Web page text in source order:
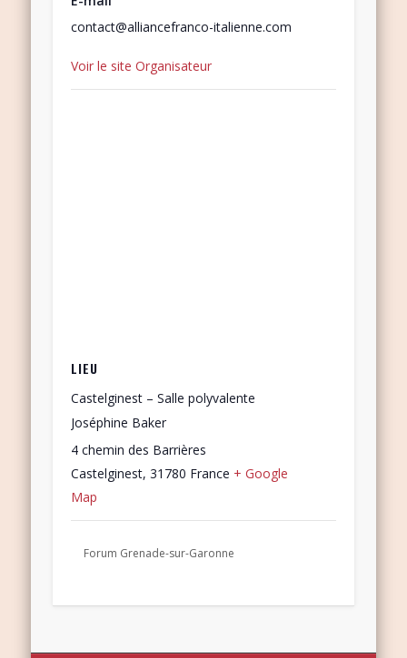
contact@alliancefranco-italienne.com
Voir le site Organisateur
LIEU
Castelginest – Salle polyvalente
Joséphine Baker
4 chemin des Barrières
Castelginest, 31780 France + Google
Map
Forum Grenade-sur-Garonne